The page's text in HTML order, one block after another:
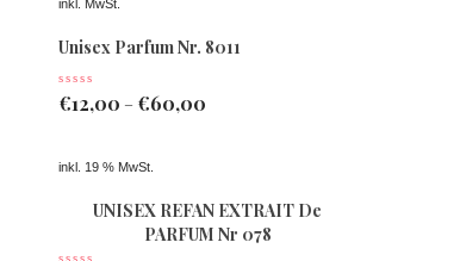
inkl. MwSt.
Unisex Parfum Nr. 8011
€12,00 – €60,00
inkl. 19 % MwSt.
UNISEX REFAN EXTRAIT De
PARFUM Nr 078